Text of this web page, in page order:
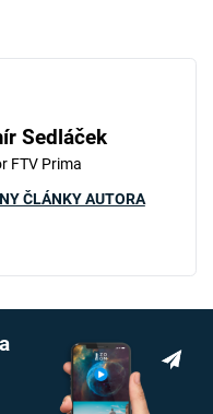
Sedláček
FTV Prima
ČLÁNKY AUTORA